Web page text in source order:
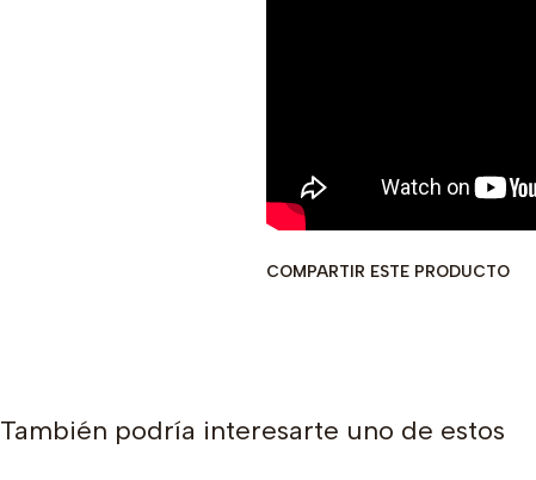
COMPARTIR ESTE PRODUCTO
También podría interesarte uno de estos